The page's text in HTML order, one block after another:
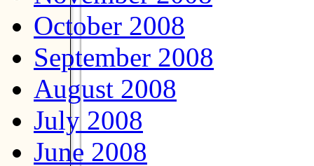
October 2008
September 2008
August 2008
July 2008
June 2008